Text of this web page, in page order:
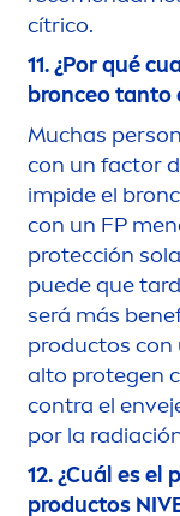
cítrico.
11. ¿Por qué
bronceo tanto
Muchas
con un factor
impide el
con un FP men
protección
puede que
será más
productos con
alto protegen
contra el
por la
12. ¿Cuál es
productos